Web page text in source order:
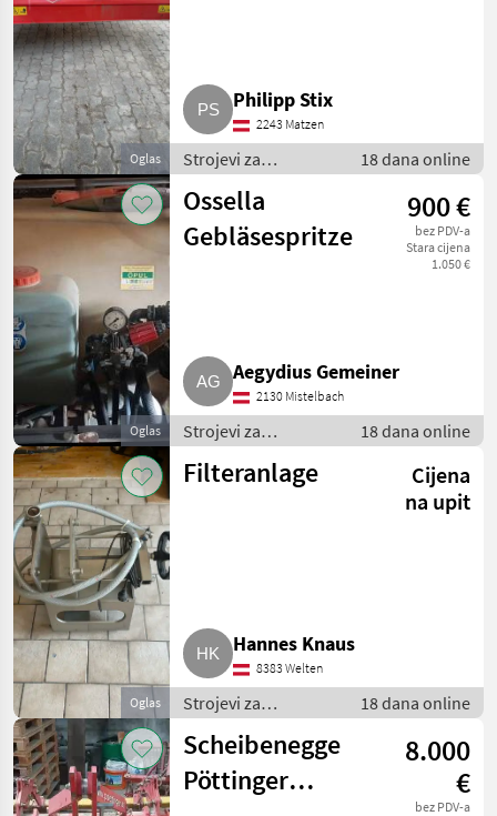
Oglas
Philipp Stix
2243 Matzen
Strojevi za
vinogradarstvo /
Ostali strojevi za
vinogradarstvo
18 dana online
Oglas
Ossella
Gebläsespritze
900 €
bez PDV-a
Stara cijena
1.050 €
Aegydius Gemeiner
2130 Mistelbach
Strojevi za
vinogradarstvo /
Ostali strojevi za
18 dana online
Oglas
Filteranlage
Cijena
na upit
Hannes Knaus
8383 Welten
Strojevi za
vinogradarstvo /
Ostali strojevi za
vinogradarstvo
18 dana online
Scheibenegge
Pöttinger
8.000
€
bez PDV-a